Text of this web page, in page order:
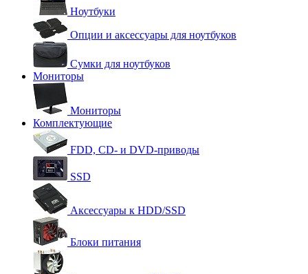
Ноутбуки
Опции и аксессуары для ноутбуков
Сумки для ноутбуков
Мониторы
Мониторы
Комплектующие
FDD, CD- и DVD-приводы
SSD
Аксессуары к HDD/SSD
Блоки питания